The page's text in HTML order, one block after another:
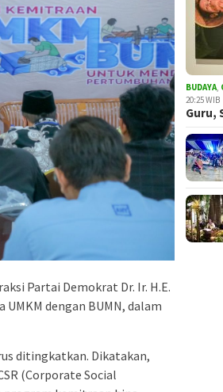
Partai Demokrat Dr. Ir. H.E.
dengan BUMN, dalam
ditingkatkan. Dikatakan,
(Corporate Social
BUDAYA
20:25 WIB
Guru,